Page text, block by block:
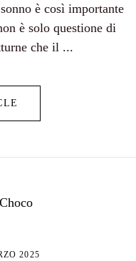
è così importante
è solo questione di
che il ...
2025